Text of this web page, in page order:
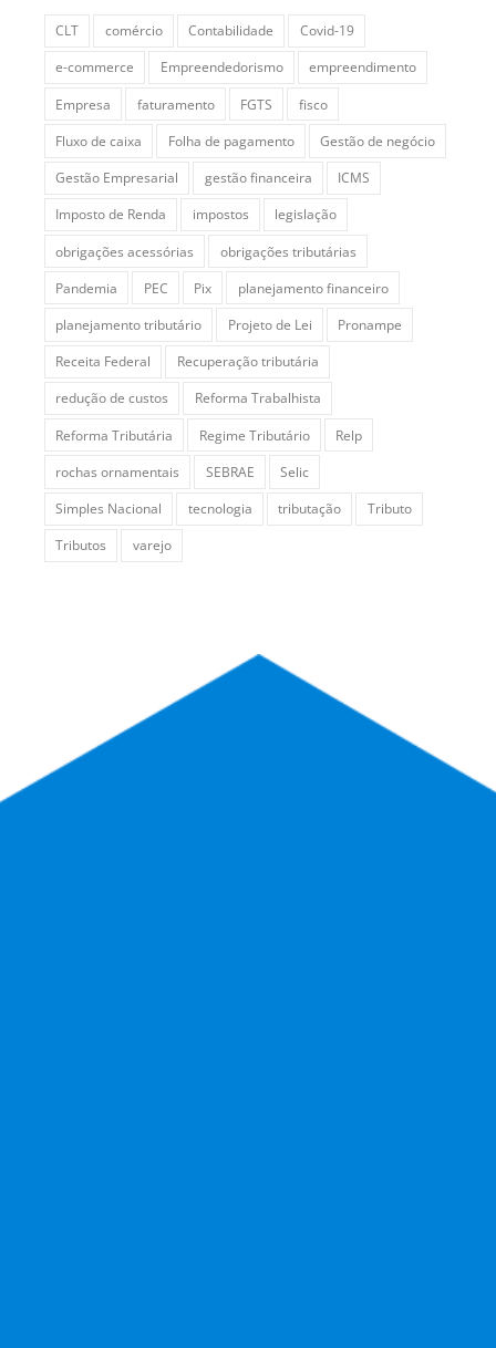
CLT comércio Contabilidade
Covid-19
e-commerce
Empreendedorismo
empreendimento
Empresa
faturamento FGTS
fisco
Fluxo de caixa
Folha de pagamento
Gestão de negócio
Gestão Empresarial
gestão financeira
ICMS
Imposto de Renda
impostos
legislação
obrigações acessórias
obrigações tributárias
Pandemia
PEC Pix
planejamento financeiro
planejamento tributário
Projeto de Lei
Pronampe
Receita Federal
Recuperação tributária
redução de custos
Reforma Trabalhista
Reforma Tributária
Regime Tributário
Relp
rochas ornamentais
SEBRAE
Selic
Simples Nacional
tecnologia tributação
Tributo
Tributos
varejo